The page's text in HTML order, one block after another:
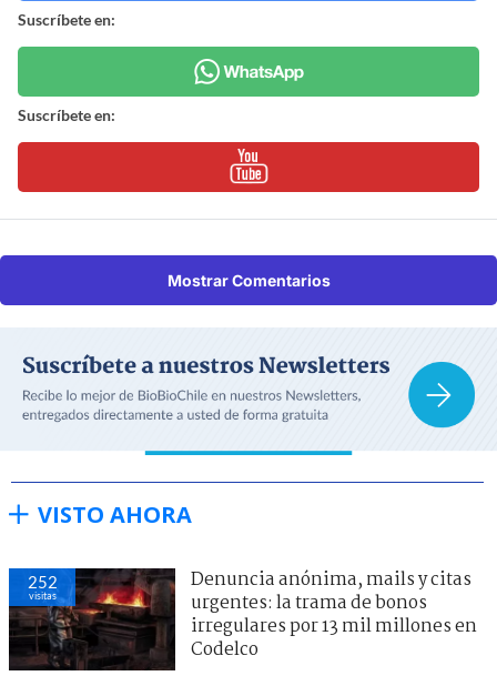
Suscríbete en:
Suscríbete en:
Mostrar Comentarios
VISTO AHORA
252
visitas
Denuncia anónima, mails y citas
urgentes: la trama de bonos
irregulares por 13 mil millones en
Codelco